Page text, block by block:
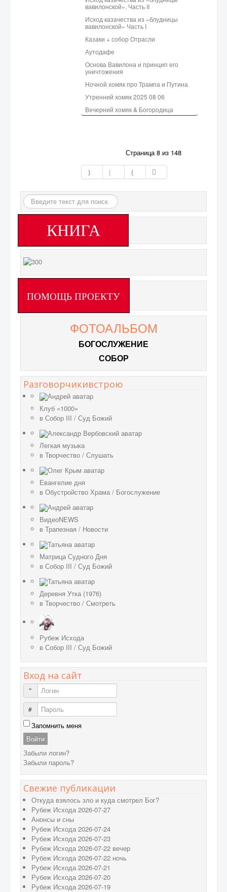
вавилонской». Часть II
Исход казачества из «блудницы
вавилонской» Часть I
Казаки + собор Отрасли
Аутодафе
Основа Вавилона и принцип его
уничтожения
Ночной хомяк про Трампа и Путина
Утренний хомяк 2025 08 06
Вечерний хомяк & Богородица
Страница 8 из 148
Искать...
КНИГА
ПОМОЩЬ ПРОЕКТУ
ФОТОАЛЬБОМ
БОГОСЛУЖЕНИЕ
СОБОР
Разговорчикивстрою
Клуб «1000»
в Собор III / Суд Божий
Легкая музыка
в Творчество / Слушать
Евангелие дня
в Обустройство Храма / Богослужение
ВидеоNEWS
в Трапезная / Новости
Матрица Судного Дня
в Собор III / Суд Божий
Деревня Утка (1976)
в Творчество / Смотреть
Рубеж Исхода
в Собор III / Суд Божий
Вход на сайт
Логин
Пароль
Запомнить меня
Войти
Забыли логин?
Забыли пароль?
Свежие публикации
Откуда взялось зло и куда смотрел Бог?
Рубеж Исхода 2026-07-27
Анонсы и сны
Рубеж Исхода 2026-07-24
Рубеж Исхода 2026-07-23
Рубеж Исхода 2026-07-22 вечер
Рубеж Исхода 2026-07-22 ночь
Рубеж Исхода 2026-07-21
Рубеж Исхода 2026-07-20
Рубеж Исхода 2026-07-19